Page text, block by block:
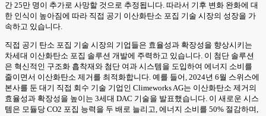
간 25만 명이 추가로 사망할 것으로 추정됩니다. 따라서 기후 변화 완화에 대
한 인식이 높아짐에 따라 직접 공기 이산화탄소 포집 기술 시장의 성장을 가
속하고 있습니다.
직접 공기 탄소 포집 기술 시장의 기업들은 효율성과 확장성을 향상시키는
차세대 이산화탄소 포집 솔루션 개발에 주력하고 있습니다. 이 첨단 솔루션
은 혁신적인 구조화 흡착재와 첨단 여과 시스템을 도입하여 에너지 소비를
줄이면서 이산화탄소 제거를 최적화합니다. 예를 들어, 2024년 6월 스위스에
본사를 둔 대기 직접 회수 기술 기업인 Climeworks AG는 이산화탄소 제거의
효율성과 확장성을 높이는 3세대 DAC 기술을 발표했습니다. 이 새로운 시스
템은 모듈당 CO2 포집 능력을 두 배로 늘리고, 에너지 소비를 50% 절감하며,